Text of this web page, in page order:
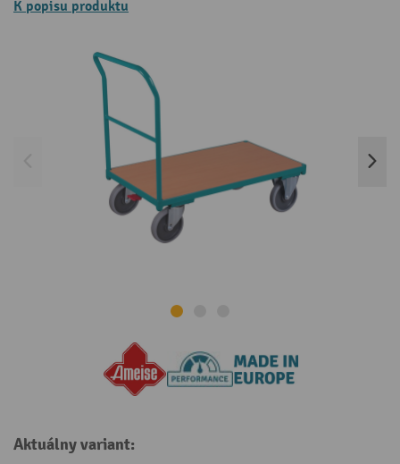
K popisu produktu
Aktuálny variant: